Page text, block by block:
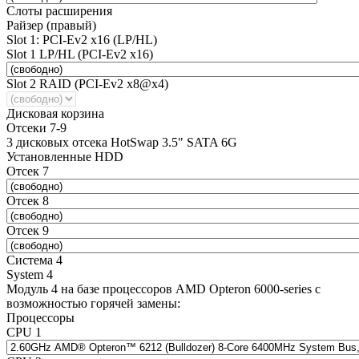
Слоты расширения
Райзер (правый)
Slot 1: PCI-Ev2 x16 (LP/HL)
Slot 1 LP/HL (PCI-Ev2 x16)
Slot 2 RAID (PCI-Ev2 x8@x4)
Дисковая корзина
Отсеки 7-9
3 дисковых отсека HotSwap 3.5" SATA 6G
Установленные HDD
Отсек 7
Отсек 8
Отсек 9
Система 4
System 4
Модуль 4 на базе процессоров AMD Opteron 6000-series с
возможностью горячей замены:
Процессоры
CPU 1